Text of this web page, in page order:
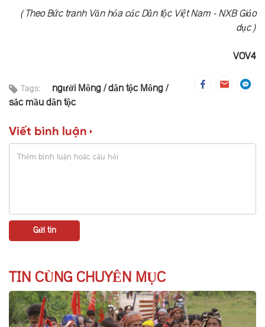
(Theo Bức tranh Văn hóa các Dân tộc Việt Nam - NXB Giáo
dục)
VOV4
Tags: người Mông dân tộc Mông
sắc mầu dân tộc
Viết bình luận
TIN CÙNG CHUYÊN MỤC